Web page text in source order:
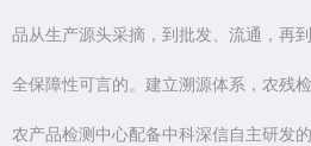
品从生产源头采摘，到批发、流通，再
全保障性可言的。建立溯源体系，农残
农产品检测中心配备中科深信自主研发